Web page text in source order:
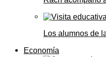
Los alumnos de
Economía